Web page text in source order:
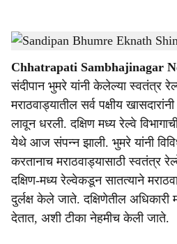
a
r
e
Sandipan Bhumre Eknath Shinde .jpg-
Chhatrapati Sambhajinagar
संदीपान भुमरे यांनी केलेल्या स्वतंत्र
मराठवाड्यातील सर्व पक्षीय
लावून धरली. दक्षिण मध्य रेल्वे
येथे आज संपन्न झाली. भुमरे यांनी विविध
करतानाच मराठवाड्यासाठी स्वतंत्र
दक्षिण-मध्य रेल्वेकडून सातत्याने
दुर्लक्ष केले जाते. दक्षिणेतील अधिकारी
देतात, अशी टीका नेहमीच केली जाते.